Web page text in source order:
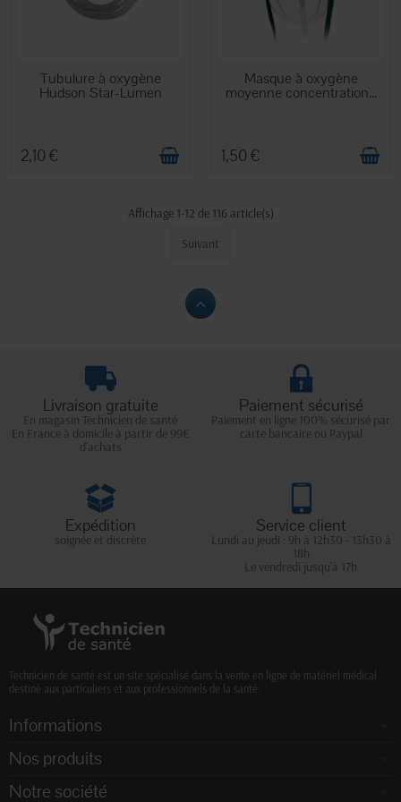
EN STOCK
Tubulure à oxygène
Hudson Star-Lumen
2,10 €
EN STOCK
Masque à oxygène
moyenne concentration...
1,50 €
Affichage 1-12 de 116 article(s)
Suivant
Livraison gratuite
En magasin Technicien de santé
En France à domicile à partir de 99€
d'achats
Paiement sécurisé
Paiement en ligne 100% sécurisé par
carte bancaire ou Paypal
Expédition
soignée et discrète
Service client
Lundi au jeudi : 9h à 12h30 - 13h30 à
18h
Le vendredi jusqu'à 17h
Technicien de santé est un site spécialisé dans la vente en ligne de matériel médical
destiné aux particuliers et aux professionnels de la santé.
Informations
Nos produits
Notre société